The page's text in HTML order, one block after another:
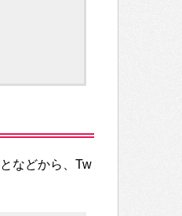
などから、Tw